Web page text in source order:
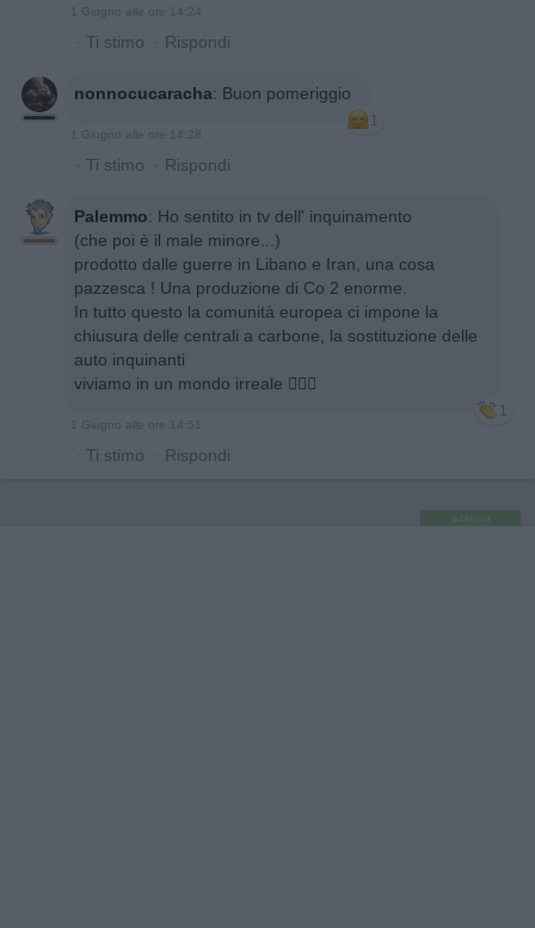
1 Giugno alle ore 14:24
· Ti stimo · Rispondi
nonnocucaracha: Buon pomeriggio
1
1 Giugno alle ore 14:28
· Ti stimo · Rispondi
Palemmo: Ho sentito in tv dell' inquinamento
(che poi è il male minore...)
prodotto dalle guerre in Libano e Iran, una cosa
pazzesca ! Una produzione di Co 2 enorme.
In tutto questo la comunità europea ci impone la
chiusura delle centrali a carbone, la sostituzione delle
auto inquinanti
viviamo in un mondo irreale 🤦🏻‍♂️
1
1 Giugno alle ore 14:51
· Ti stimo · Rispondi
pubblicità